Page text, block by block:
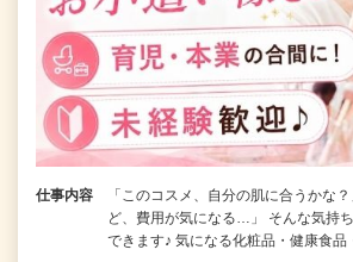
仕事内容
「このコスメ、自分の肌に合うかな
ど、費用が気になる…」 そんな気持
できます♪ 気になる化粧品・健康食